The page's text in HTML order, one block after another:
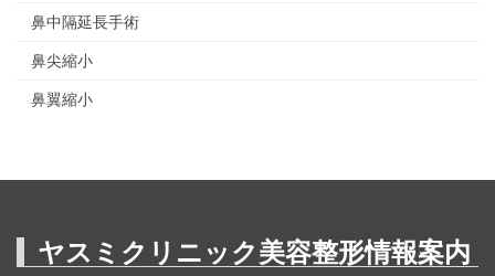
鼻中隔延長手術
鼻尖縮小
鼻翼縮小
ヤスミクリニック美容整形情報案内